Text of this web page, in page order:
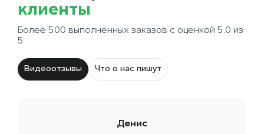
клиенты
Более 500 выполненных заказов с оценкой 5.0 из
5
Видеоотзывы Что о нас пишут
Денис